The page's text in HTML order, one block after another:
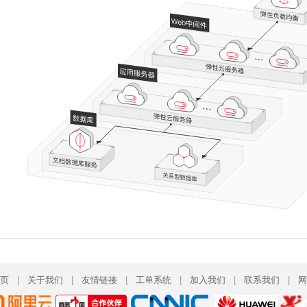
| 关于我们 | 友情链接 | 工单系统 | 加入我们 | 联系我们 |